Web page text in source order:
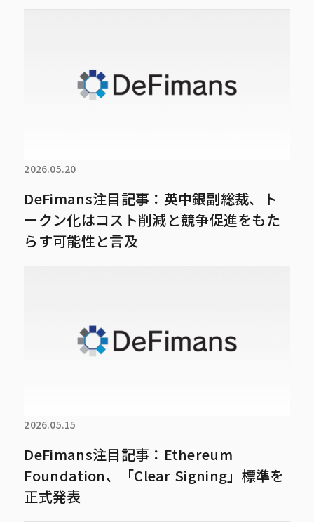
2026.05.20
DeFimans注目記事：英中銀副総裁、ト
ークン化はコスト削減と競争促進をもた
らす可能性と言及
2026.05.15
DeFimans注目記事：Ethereum
Foundation、「Clear Signing」標準を
正式発表